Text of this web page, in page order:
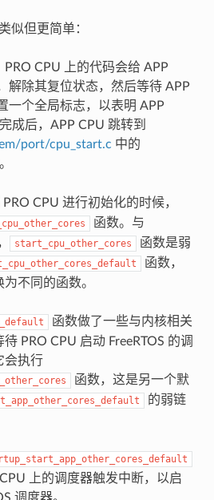
似但更简单：
CPU 上的代码会给 APP
解除其复位状态，然后等待 APP
一个全局标志，以表明 APP
成后，APP CPU 跳转到
port/cpu_start.c 中的
CPU 进行初始化的时候，
函数。与
start_cpu_other_cores
函数是弱
函数，
不同的函数。
函数做了一些与内核相关
PRO CPU 启动 FreeRTOS 的调
会执行
函数，这是另一个默
的弱链
上的调度器触发中断，以启